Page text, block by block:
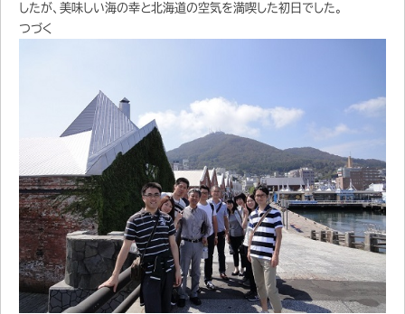
したが、美味しい海の幸と北海道の空気を満喫した初日でした。
つづく